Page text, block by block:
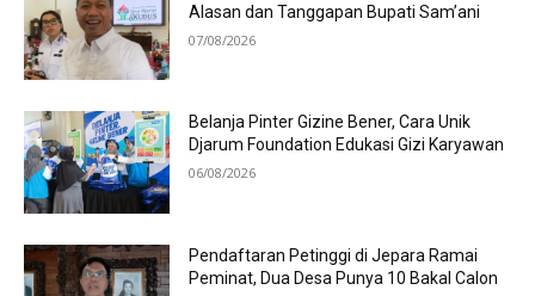
Alasan dan Tanggapan Bupati Sam’ani
07/08/2026
Belanja Pinter Gizine Bener, Cara Unik
Djarum Foundation Edukasi Gizi Karyawan
06/08/2026
Pendaftaran Petinggi di Jepara Ramai
Peminat, Dua Desa Punya 10 Bakal Calon